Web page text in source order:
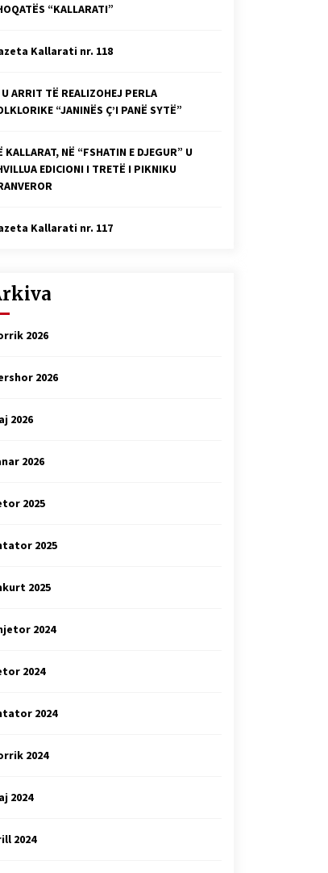
e një 83 vjetori lufte:
2025
Kallarati nr. 114
2025
“KALLARATI”
Kallarati nr. 118
ARRIT TË REALIZOHEJ PERLA
“JANINËS Ç’I PANË SYTË”
KALLARAT, NË “FSHATIN E DJEGUR” U
EDICIONI I TRETË I PIKNIKU
Kallarati nr. 117
2026
2026
2026
2026
2025
2025
2025
2024
2024
2024
2024
2024
2024